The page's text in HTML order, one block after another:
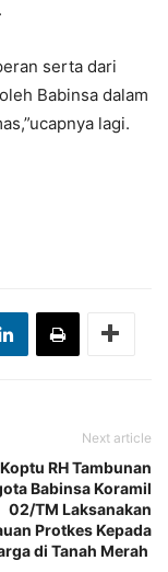
serta dari
Babinsa dalam
lagi.
Next article
Koptu RH Tambunan
Babinsa Koramil
02/TM Laksanakan
Protkes Kepada
di Tanah Merah